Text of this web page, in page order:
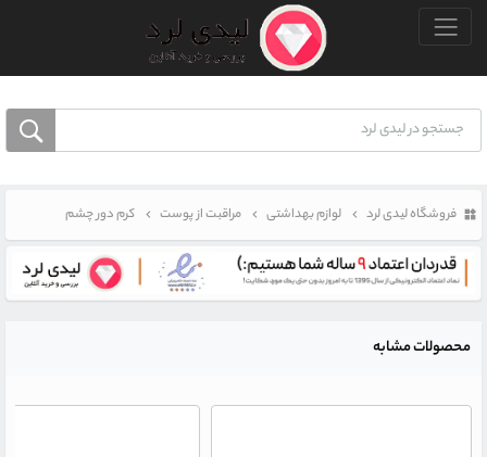
منو بالا
فروشگاه لیدی لرد لوازم بهداشتی مراقبت از پوست کرم دور چشم
محصولات مشابه